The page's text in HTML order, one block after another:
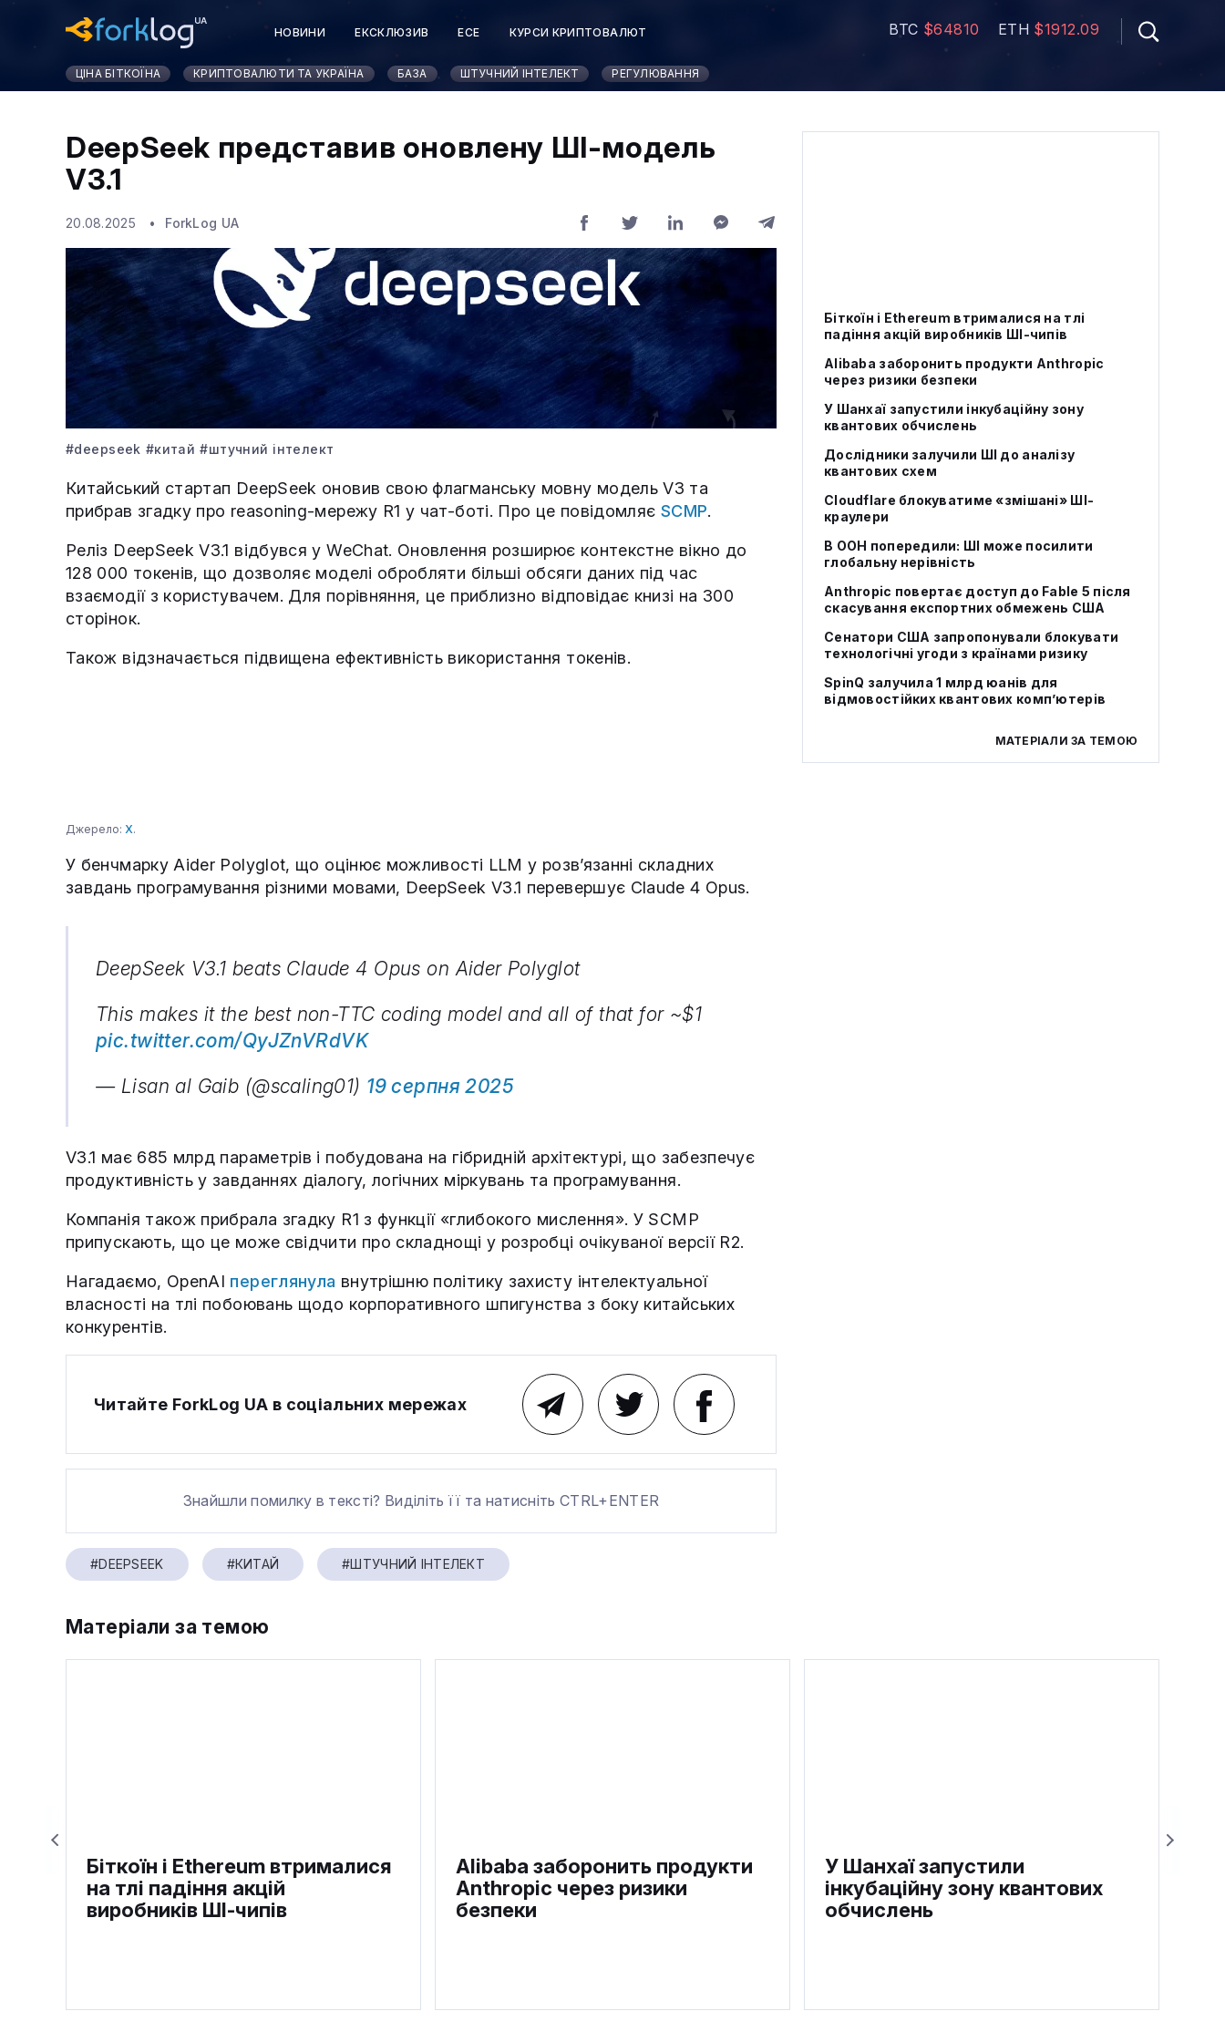
НОВИНИ ЕКСКЛЮЗИВ ЕСЕ КУРСИ КРИПТОВАЛЮТ BTC $64810 ETH $1912.09
ЦІНА БІТКОЇНА КРИПТОВАЛЮТИ ТА УКРАЇНА БАЗА ШТУЧНИЙ ІНТЕЛЕКТ РЕГУЛЮВАННЯ
Біткоїн і Ethereum втрималися на тлі
падіння акцій виробників ШІ-чипів
Alibaba заборонить продукти Anthropic
через ризики безпеки
У Шанхаї запустили інкубаційну зону
квантових обчислень
Дослідники залучили ШІ до аналізу
квантових схем
Cloudflare блокуватиме «змішані» ШІ-
краулери
В ООН попередили: ШІ може посилити
глобальну нерівність
Anthropic повертає доступ до Fable 5 після
скасування експортних обмежень США
Сенатори США запропонували блокувати
технологічні угоди з країнами ризику
SpinQ залучила 1 млрд юанів для
відмовостійких квантових комп’ютерів
МАТЕРІАЛИ ЗА ТЕМОЮ
DeepSeek представив оновлену ШІ-модель
V3.1
20.08.2025 ForkLog UA
#deepseek #китай #штучний інтелект
Китайський стартап DeepSeek оновив свою флагманську мовну модель V3 та
прибрав згадку про reasoning-мережу R1 у чат-боті. Про це повідомляє SCMP.
Реліз DeepSeek V3.1 відбувся у WeChat. Оновлення розширює контекстне вікно до
128 000 токенів, що дозволяє моделі обробляти більші обсяги даних під час
взаємодії з користувачем. Для порівняння, це приблизно відповідає книзі на 300
сторінок.
Також відзначається підвищена ефективність використання токенів.
Джерело: X.
У бенчмарку Aider Polyglot, що оцінює можливості LLM у розв’язанні складних
завдань програмування різними мовами, DeepSeek V3.1 перевершує Claude 4 Opus.
DeepSeek V3.1 beats Claude 4 Opus on Aider Polyglot
This makes it the best non-TTC coding model and all of that for ~$1
pic.twitter.com/QyJZnVRdVK
— Lisan al Gaib (@scaling01) 19 серпня 2025
V3.1 має 685 млрд параметрів і побудована на гібридній архітектурі, що забезпечує
продуктивність у завданнях діалогу, логічних міркувань та програмування.
Компанія також прибрала згадку R1 з функції «глибокого мислення». У SCMP
припускають, що це може свідчити про складнощі у розробці очікуваної версії R2.
Нагадаємо, OpenAI переглянула внутрішню політику захисту інтелектуальної
власності на тлі побоювань щодо корпоративного шпигунства з боку китайських
конкурентів.
Читайте ForkLog UA в соціальних мережах
Знайшли помилку в тексті? Виділіть її та натисніть CTRL+ENTER
#DEEPSEEK #КИТАЙ #ШТУЧНИЙ ІНТЕЛЕКТ
Матеріали за темою
Біткоїн і Ethereum втрималися
на тлі падіння акцій
виробників ШІ-чипів
Alibaba заборонить продукти
Anthropic через ризики
безпеки
У Шанхаї запустили
інкубаційну зону квантових
обчислень